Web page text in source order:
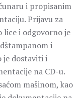
i propisanim
Prijavu za
lice i odgovorno je
i
je dostaviti i
na CD-u.
mašinom, kao